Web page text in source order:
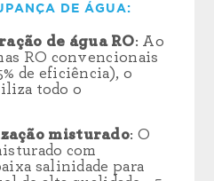
DE ÁGUA:
de água RO: Ao
RO convencionais
de eficiência), o
todo o
misturado: O
com
salinidade para